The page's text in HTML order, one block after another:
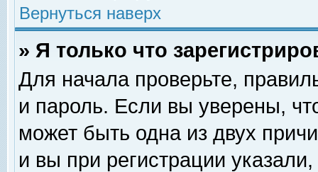
Вернуться наверх
» Я только что
Для начала проверьте,
и пароль. Если вы уверены,
может быть одна из двух
и вы при регистрации